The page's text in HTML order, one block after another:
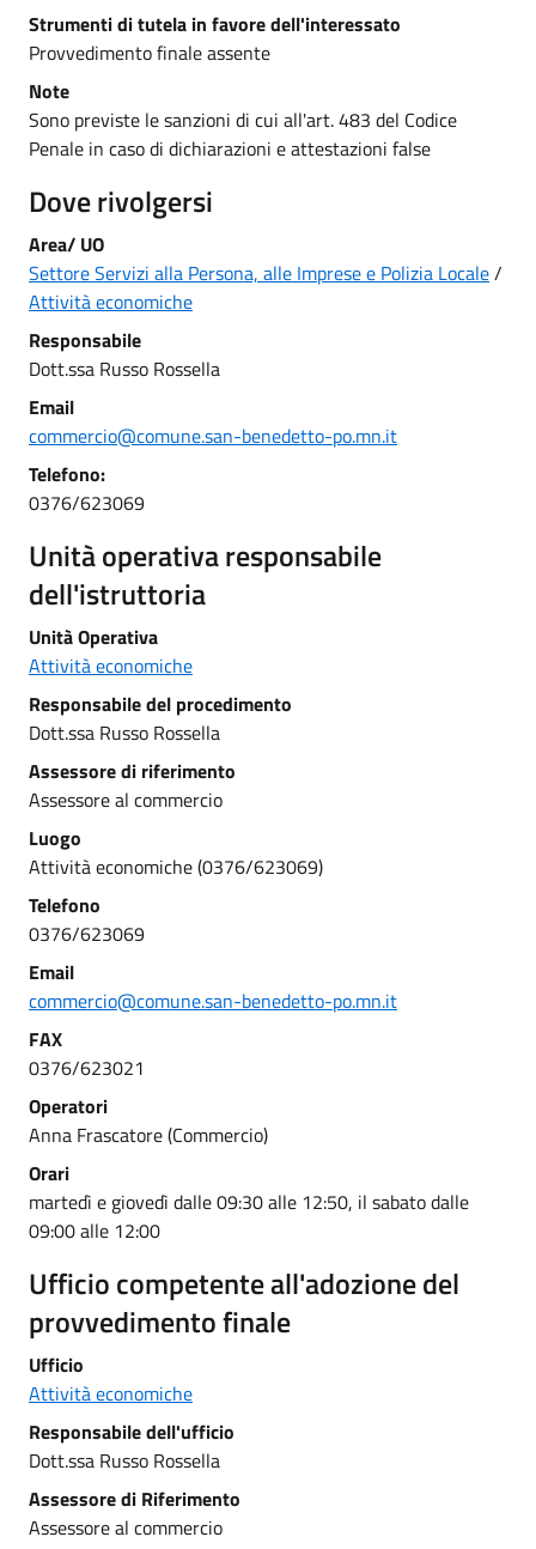
Strumenti di tutela in favore dell'interessato
Provvedimento finale assente
Note
Sono previste le sanzioni di cui all'art. 483 del Codice
Penale in caso di dichiarazioni e attestazioni false
Dove rivolgersi
Area/ UO
Settore Servizi alla Persona, alle Imprese e Polizia Locale/
Attività economiche
Responsabile
Dott.ssa Russo Rossella
Email
commercio@comune.san-benedetto-po.mn.it
Telefono:
0376/623069
Unità operativa responsabile
dell'istruttoria
Unità Operativa
Attività economiche
Responsabile del procedimento
Dott.ssa Russo Rossella
Assessore di riferimento
Assessore al commercio
Luogo
Attività economiche (0376/623069)
Telefono
0376/623069
Email
commercio@comune.san-benedetto-po.mn.it
FAX
0376/623021
Operatori
Anna Frascatore (Commercio)
Orari
martedì e giovedì dalle 09:30 alle 12:50, il sabato dalle
09:00 alle 12:00
Ufficio competente all'adozione del
provvedimento finale
Ufficio
Attività economiche
Responsabile dell'ufficio
Dott.ssa Russo Rossella
Assessore di Riferimento
Assessore al commercio